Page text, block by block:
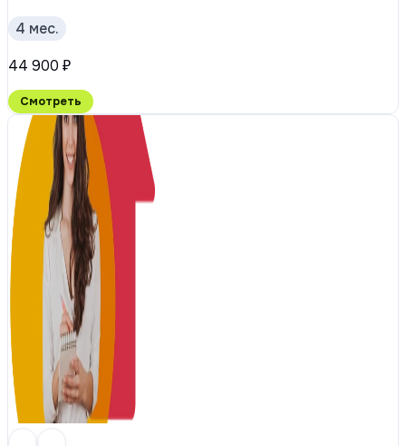
4 мес.
44 900 ₽
Смотреть